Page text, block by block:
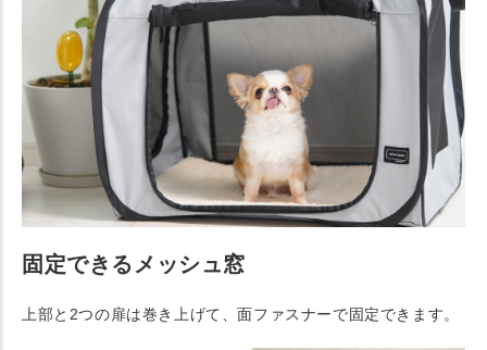
固定できるメッシュ窓
上部と2つの扉は巻き上げて、面ファスナーで固定できます。